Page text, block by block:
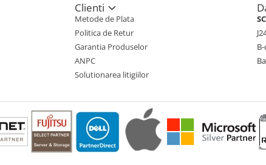
Clienti
Metode de Plata
Politica de Retur
Garantia Produselor
ANPC
Solutionarea litigiilor